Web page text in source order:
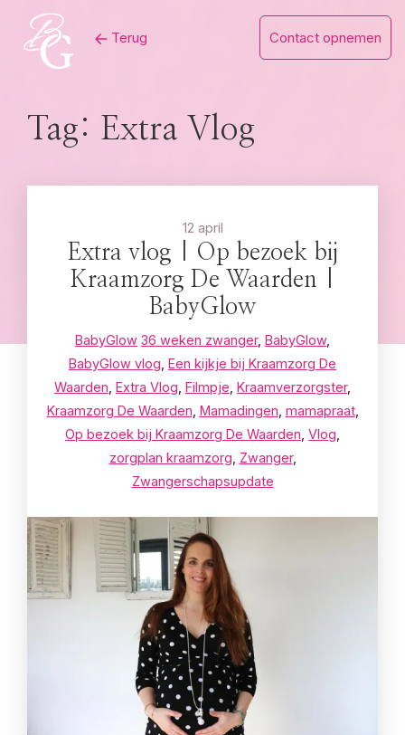
content
Terug Contact opnemen
Tag: Extra Vlog
12 april
Extra vlog | Op bezoek bij
Kraamzorg De Waarden |
BabyGlow
BabyGlow 36 weken zwanger, BabyGlow,
BabyGlow vlog Een kijkje bij Kraamzorg De
Waarden Extra Vlog Filmpje Kraamverzorgster,
Kraamzorg De Waarden Mamadingen mamapraat,
Op bezoek bij Kraamzorg De Waarden Vlog
zorgplan kraamzorg Zwanger,
Zwangerschapsupdate